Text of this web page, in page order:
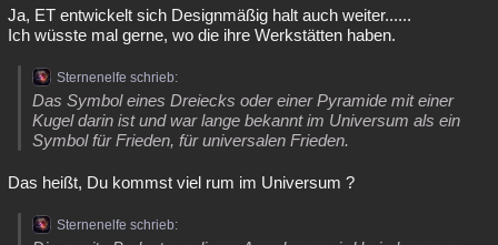
Ja, ET entwickelt sich Designmäßig halt auch weiter......
Ich wüsste mal gerne, wo die ihre Werkstätten haben.
Sternenelfe schrieb:
Das Symbol eines Dreiecks oder einer Pyramide mit einer
Kugel darin ist und war lange bekannt im Universum als ein
Symbol für Frieden, für universalen Frieden.
Das heißt, Du kommst viel rum im Universum ?
Sternenelfe schrieb: